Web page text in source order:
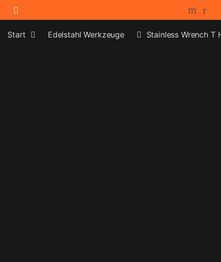
Skip to navigation
Skip to content
Start Edelstahl Werkzeuge Stainless Wrench T